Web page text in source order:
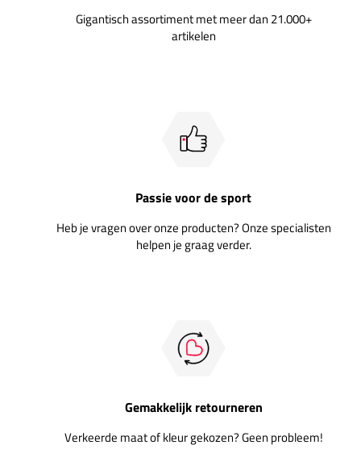
Gigantisch assortiment met meer dan 21.000+
artikelen
Passie voor de sport
Heb je vragen over onze producten? Onze specialisten
helpen je graag verder.
Gemakkelijk retourneren
Verkeerde maat of kleur gekozen? Geen probleem!